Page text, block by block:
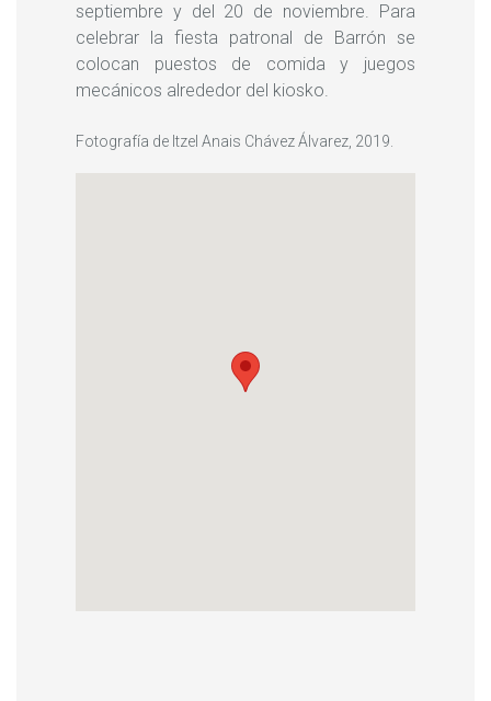
septiembre y del 20 de noviembre. Para
celebrar la fiesta patronal de Barrón se
colocan puestos de comida y juegos
mecánicos alrededor del kiosko.
Fotografía de Itzel Anais Chávez Álvarez, 2019.